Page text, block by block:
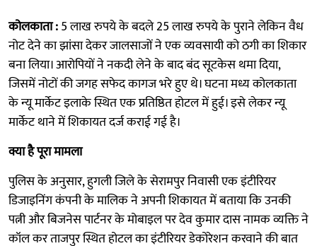
कोलकाता :5 लाख रुपये के बदले 25 लाख रुपये के पुराने लेकिन वैध
नोट देने का झांसा देकर जालसाजों ने एक व्यवसायी को ठगी का शिकार
बना लिया। आरोपियों ने नकदी लेने के बाद बंद सूटकेस थमा दिया,
जिसमें नोटों की जगह सफेद कागज भरे हुए थे। घटना मध्य कोलकाता
के न्यू मार्केट इलाके स्थित एक प्रतिष्ठित होटल में हुई। इसे लेकर न्यू
मार्केट थाने में शिकायत दर्ज कराई गई है।
क्या है पूरा मामला
पुलिस के अनुसार, हुगली जिले के सेरामपुर निवासी एक इंटीरियर
डिजाइनिंग कंपनी के मालिक ने अपनी शिकायत में बताया कि उनकी
पत्नी और बिजनेस पार्टनर के मोबाइल पर देव कुमार दास नामक व्यक्ति ने
कॉल कर ताजपुर स्थित होटल का इंटीरियर डेकोरेशन करवाने की बात